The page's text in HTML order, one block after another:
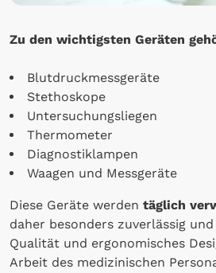
Zu den wichtigsten Geräten
Blutdruckmessgeräte
Stethoskope
Untersuchungsliegen
Thermometer
Diagnostiklampen
Waagen und Messgeräte
Diese Geräte werden täglich
daher besonders zuverlässig
Qualität und ergonomisches
Arbeit des medizinischen